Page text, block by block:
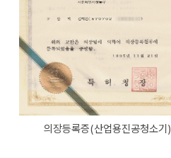
의장등록증(산업용진공청소기)